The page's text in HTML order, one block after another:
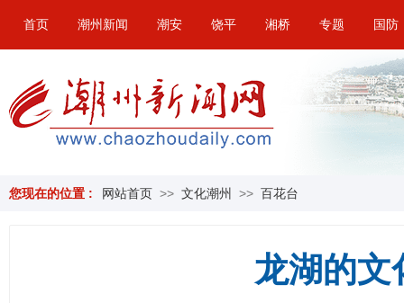
首页 潮州新闻 潮安 饶平 湘桥 专题 国防
您现在的位置 : 网站首页 >> 文化潮州 >> 百花台
龙湖的文